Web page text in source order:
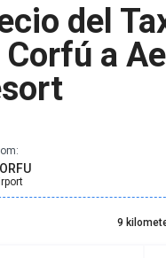
del
Corfú a
9